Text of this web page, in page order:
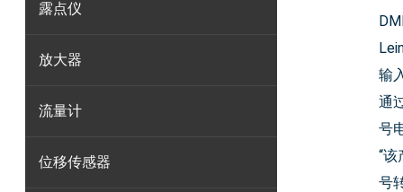
露点仪
放大器
流量计
位移传感器
输
通
号
“
号